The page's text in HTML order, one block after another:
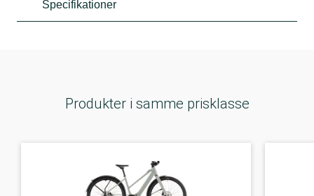
Specifikationer
Produkter i samme prisklasse